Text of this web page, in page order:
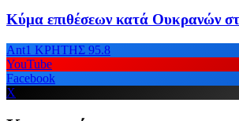
Κύμα επιθέσεων κατά Ουκρανών
Ant1 ΚΡΗΤΗΣ 95.8
YouTube
Facebook
X